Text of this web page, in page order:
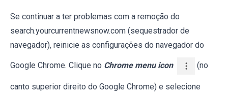
Se continuar a ter problemas com a remoção do
search.yourcurrentnewsnow.com (sequestrador de
navegador), reinicie as configurações do navegador do
Google Chrome. Clique no Chrome menu icon (no
canto superior direito do Google Chrome) e selecione